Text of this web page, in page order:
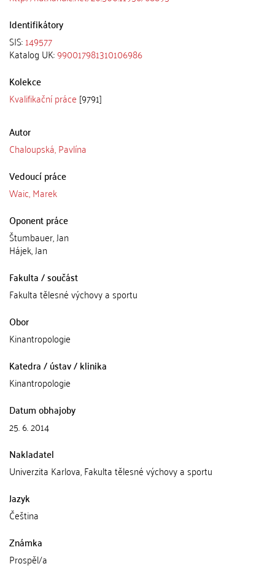
Identifikátory
SIS:149577
Katalog UK:990017981310106986
Kolekce
Kvalifikační práce [9791]
Autor
Chaloupská, Pavlína
Vedoucí práce
Waic, Marek
Oponent práce
Štumbauer, Jan
Hájek, Jan
Fakulta / součást
Fakulta tělesné výchovy a sportu
Obor
Kinantropologie
Katedra / ústav / klinika
Kinantropologie
Datum obhajoby
25. 6. 2014
Nakladatel
Univerzita Karlova, Fakulta tělesné výchovy a sportu
Jazyk
Čeština
Známka
Prospěl/a